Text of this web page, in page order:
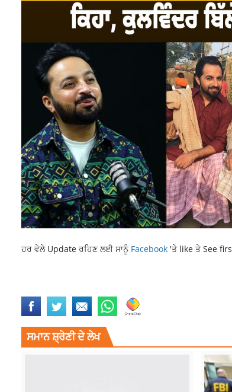
ਹਰ ਵੇਲੇ Update ਰਹਿਣ ਲਈ ਸਾਨੂੰ Facebook 'ਤੇ like ਤੇ See
ਸਮਾਨ ਸ਼੍ਰੇਣੀ ਦੇ ਲੇਖ